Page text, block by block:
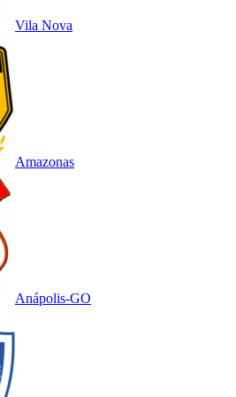
Vila Nova
Amazonas
Anápolis-GO